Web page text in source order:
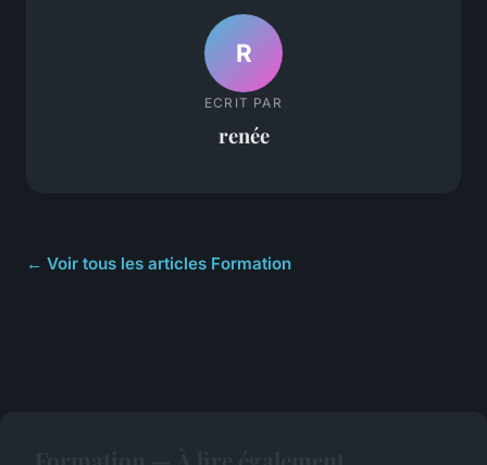
R
ECRIT PAR
renée
← Voir tous les articles Formation